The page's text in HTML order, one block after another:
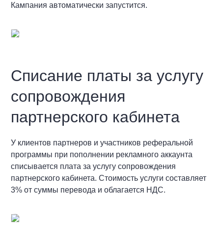
Кампания автоматически запустится.
Списание платы за услугу
сопровождения
партнерского кабинета
У клиентов партнеров и участников реферальной
программы при пополнении рекламного аккаунта
списывается плата за услугу сопровождения
партнерского кабинета. Стоимость услуги составляет
3% от суммы перевода и облагается НДС.